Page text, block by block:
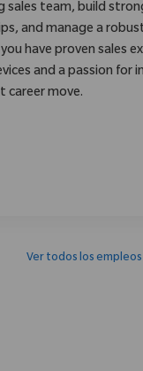
sales team, build
and manage a
have proven sales
and a passion for
career move.
Ver todos los empleos